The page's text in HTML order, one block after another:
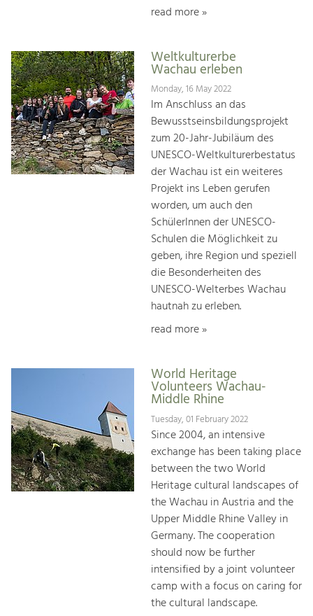
read more »
Weltkulturerbe
Wachau erleben
Monday, 16 May 2022
Im Anschluss an das
Bewusstseinsbildungsprojekt
zum 20-Jahr-Jubiläum des
UNESCO-Weltkulturerbestatus
der Wachau ist ein weiteres
Projekt ins Leben gerufen
worden, um auch den
SchülerInnen der UNESCO-
Schulen die Möglichkeit zu
geben, ihre Region und speziell
die Besonderheiten des
UNESCO-Welterbes Wachau
hautnah zu erleben.
read more »
World Heritage
Volunteers Wachau-
Middle Rhine
Tuesday, 01 February 2022
Since 2004, an intensive
exchange has been taking place
between the two World
Heritage cultural landscapes of
the Wachau in Austria and the
Upper Middle Rhine Valley in
Germany. The cooperation
should now be further
intensified by a joint volunteer
camp with a focus on caring for
the cultural landscape.